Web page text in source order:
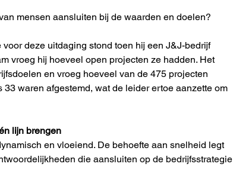
mensen aansluiten bij de waarden en doelen?
deze uitdaging stond toen hij een J&J-bedrijf
vroeg hij hoeveel open projecten ze hadden. Het
en vroeg hoeveel van de 475 projecten
waren afgestemd, wat de leider ertoe aanzette om
lijn brengen
en vloeiend. De behoefte aan snelheid legt
die aansluiten op de bedrijfsstrategie